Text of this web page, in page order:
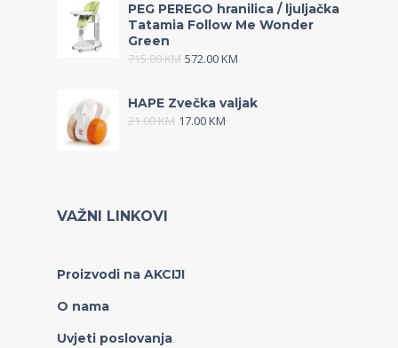
PEG PEREGO hranilica / ljuljačka
Tatamia Follow Me Wonder
Green
715.00KM 572.00KM
HAPE Zvečka valjak
21.00KM 17.00KM
VAŽNI LINKOVI
Proizvodi na AKCIJI
O nama
Uvjeti poslovanja